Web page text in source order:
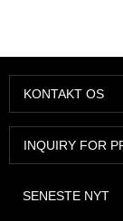
KONTAKT OS
INQUIRY FOR
SENESTE NYT